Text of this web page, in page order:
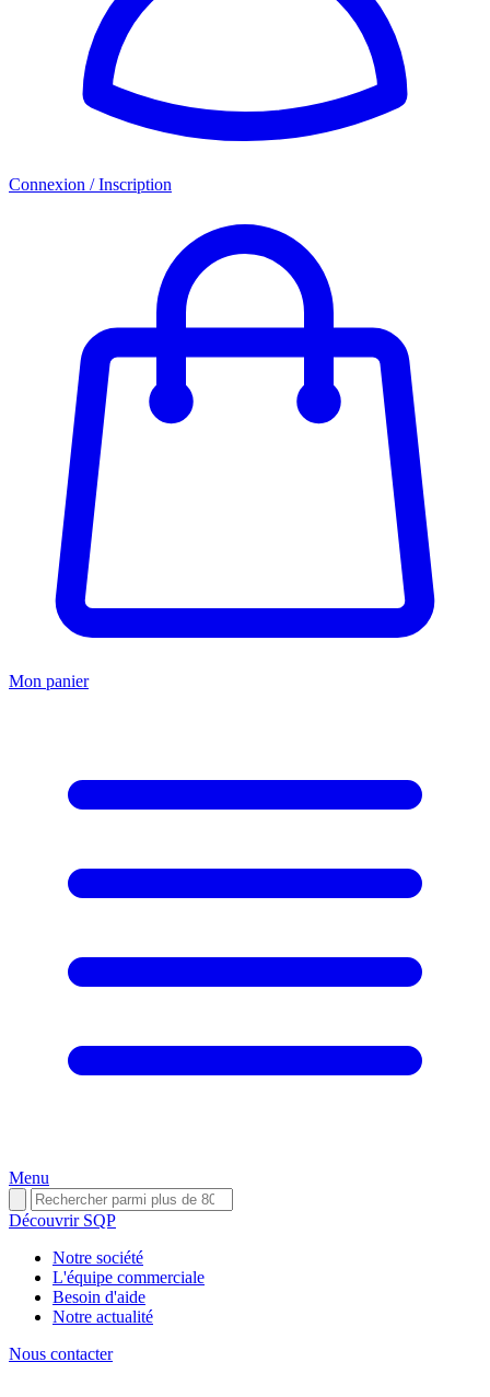
Connexion / Inscription
Mon panier
Menu
Découvrir SQP
Notre société
L'équipe commerciale
Besoin d'aide
Notre actualité
Nous contacter